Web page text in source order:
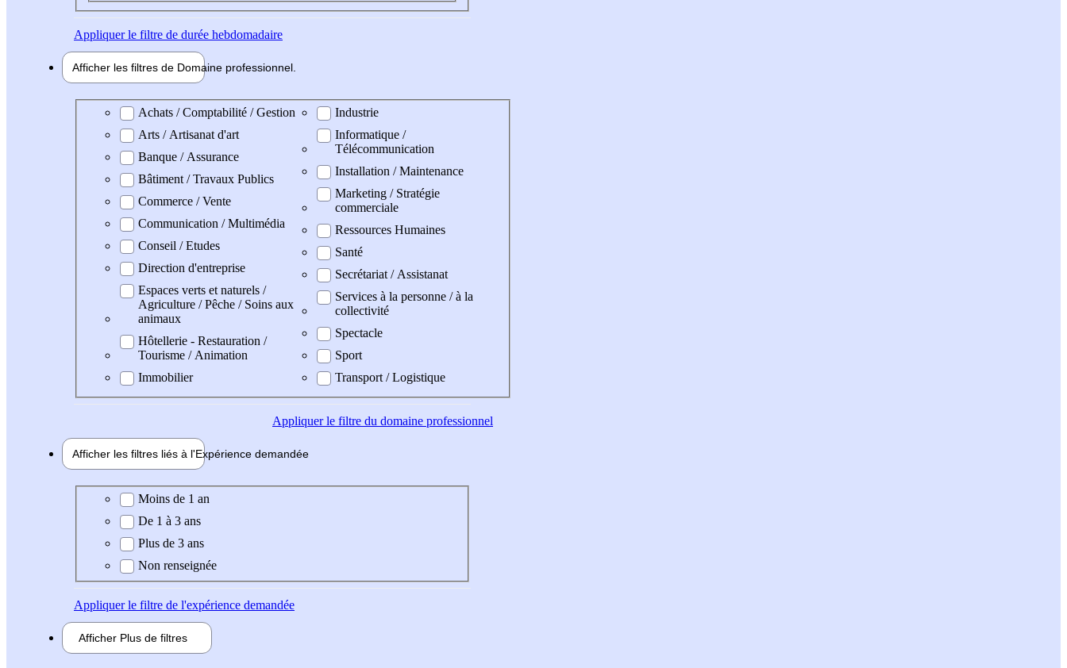
Appliquerle filtre de durée hebdomadaire
Afficher les filtres de Domaine professionnel
Domaine professionel
Achats / Comptabilité / Gestion
Arts / Artisanat d'art
Banque / Assurance
Bâtiment / Travaux Publics
Commerce / Vente
Communication / Multimédia
Conseil / Etudes
Direction d'entreprise
Espaces verts et naturels /
Agriculture / Pêche / Soins aux
animaux
Hôtellerie - Restauration /
Tourisme / Animation
Immobilier
Industrie
Informatique /
Télécommunication
Installation / Maintenance
Marketing / Stratégie
commerciale
Ressources Humaines
Santé
Secrétariat / Assistanat
Services à la personne / à la
collectivité
Spectacle
Sport
Transport / Logistique
Appliquerle filtre du domaine professionnel
Afficher les filtres liés à l'Expérience demandée
Expérience demandée
Moins de 1 an
De 1 à 3 ans
Plus de 3 ans
Non renseignée
Appliquerle filtre de l'expérience demandée
Afficher Plus de filtres